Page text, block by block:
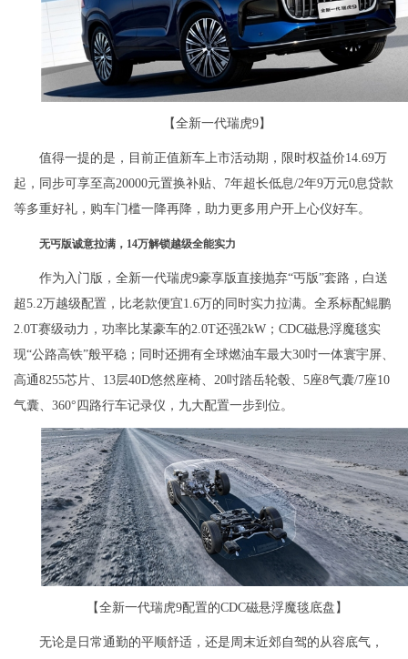
【全新一代瑞虎9】
值得一提的是，目前正值新车上市活动期，限时权益价14.69万
起，同步可享至高20000元置换补贴、7年超长低息/2年9万元0息贷款
等多重好礼，购车门槛一降再降，助力更多用户开上心仪好车。
无丐版诚意拉满，14万解锁越级全能实力
作为入门版，全新一代瑞虎9豪享版直接抛弃“丐版”套路，白送
超5.2万越级配置，比老款便宜1.6万的同时实力拉满。全系标配鲲鹏
2.0T赛级动力，功率比某豪车的2.0T还强2kW；CDC磁悬浮魔毯实
现“公路高铁”般平稳；同时还拥有全球燃油车最大30吋一体寰宇屏、
高通8255芯片、13层40D悠然座椅、20吋踏岳轮毂、5座8气囊/7座10
气囊、360°四路行车记录仪，九大配置一步到位。
【全新一代瑞虎9配置的CDC磁悬浮魔毯底盘】
无论是日常通勤的平顺舒适，还是周末近郊自驾的从容底气，